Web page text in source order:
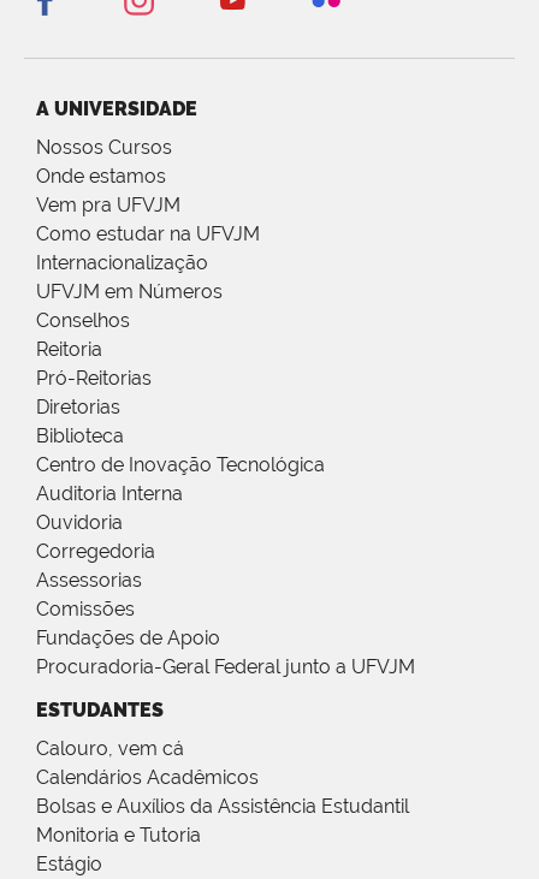
A UNIVERSIDADE
Nossos Cursos
Onde estamos
Vem pra UFVJM
Como estudar na UFVJM
Internacionalização
UFVJM em Números
Conselhos
Reitoria
Pró-Reitorias
Diretorias
Biblioteca
Centro de Inovação Tecnológica
Auditoria Interna
Ouvidoria
Corregedoria
Assessorias
Comissões
Fundações de Apoio
Procuradoria-Geral Federal junto a UFVJM
ESTUDANTES
Calouro, vem cá
Calendários Acadêmicos
Bolsas e Auxílios da Assistência Estudantil
Monitoria e Tutoria
Estágio